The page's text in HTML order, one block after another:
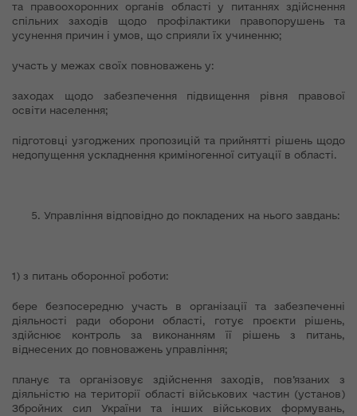
та правоохоронних органів області у питаннях здійснення
спільних заходів щодо профілактики правопорушень та
усунення причин і умов, що сприяли їх учиненню;
участь у межах своїх повноважень у:
заходах щодо забезпечення підвищення рівня правової
освіти населення;
підготовці узгоджених пропозицій та прийнятті рішень щодо
недопущення ускладнення криміногенної ситуації в області.
Управління відповідно до покладених на нього завдань:
1) з питань оборонної роботи:
бере безпосередню участь в організації та забезпеченні
діяльності ради оборони області, готує проєкти рішень,
здійснює контроль за виконанням її рішень з питань,
віднесених до повноважень управління;
планує та організовує здійснення заходів, пов’язаних з
діяльністю на території області військових частин (установ)
Збройних сил України та інших військових формувань,